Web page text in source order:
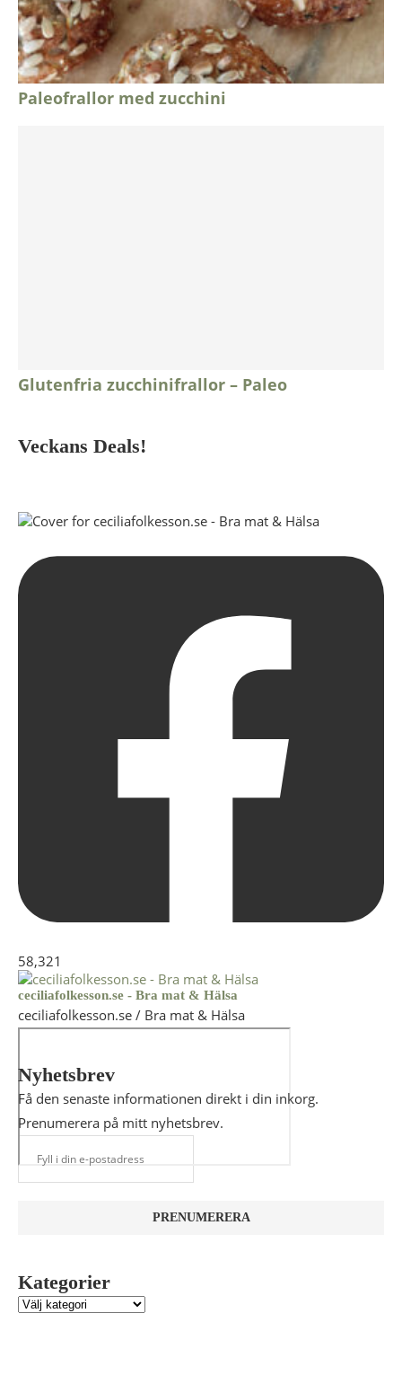
Paleofrallor med zucchini
Glutenfria zucchinifrallor – Paleo
Veckans Deals!
58,321
ceciliafolkesson.se - Bra mat & Hälsa
ceciliafolkesson.se / Bra mat & Hälsa
Nyhetsbrev
Få den senaste informationen direkt i din inkorg.
Prenumerera på mitt nyhetsbrev.
Kategorier